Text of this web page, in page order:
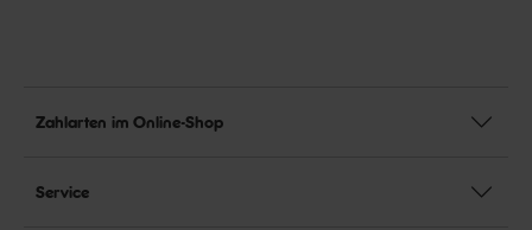
Zahlarten im Online-Shop
Service